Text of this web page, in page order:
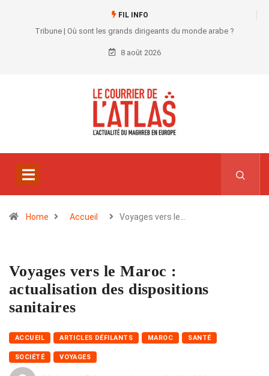
FIL INFO
Tribune | Où sont les grands dirigeants du monde arabe ?
8 août 2026
Home Accueil Voyages vers le…
Voyages vers le Maroc :
actualisation des dispositions
sanitaires
ACCUEIL ARTICLES DÉFILANTS MAROC SANTÉ
SOCIÉTÉ VOYAGES